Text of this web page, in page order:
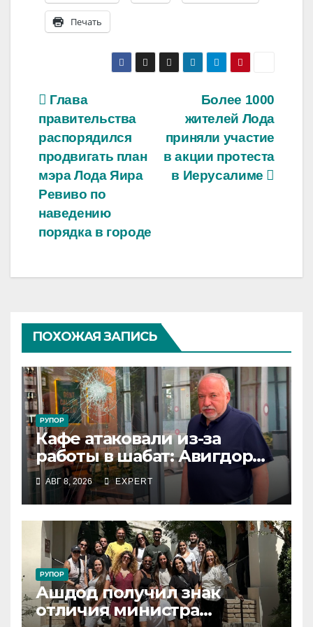
Печать
Навигация
по
записям
Более 1000
жителей Лода
приняли участие
в акции протеста
в Иерусалиме
Глава
правительства
распорядился
продвигать план
мэра Лода Яира
Ревиво по
наведению
порядка в городе
ПОХОЖАЯ ЗАПИСЬ
РУПОР
Кафе атаковали из-за
работы в шабат: Авигдор
Либерман приехал
поддержать владельцев
АВГ 8, 2026 EXPERT
РУПОР
Ашдод получил знак
отличия министра